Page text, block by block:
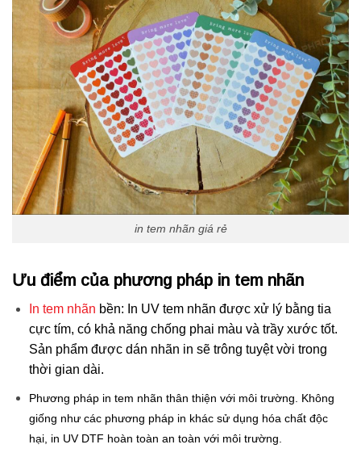
in tem nhãn giá rẻ
Ưu điểm của phương pháp in tem nhãn
In tem nhãn bền: In UV tem nhãn được xử lý bằng tia
cực tím, có khả năng chống phai màu và trầy xước tốt.
Sản phẩm được dán nhãn in sẽ trông tuyệt vời trong
thời gian dài.
Phương pháp in tem nhãn thân thiện với môi trường. Không
giống như các phương pháp in khác sử dụng hóa chất độc
hại, in UV DTF hoàn toàn an toàn với môi trường.